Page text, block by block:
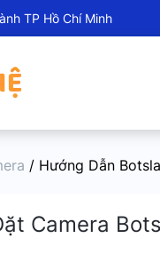
TP Hồ Chí Minh
/ Hướng Dẫn
Camera